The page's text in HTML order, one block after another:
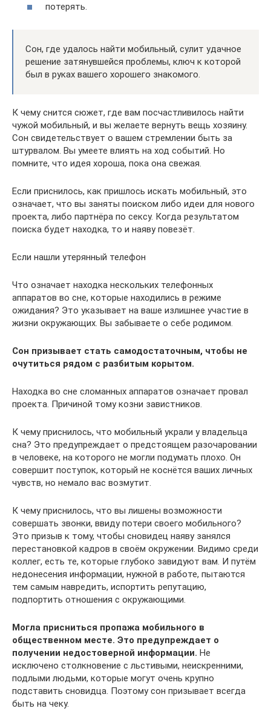
потерять.
Сон, где удалось найти мобильный, сулит удачное
решение затянувшейся проблемы, ключ к которой
был в руках вашего хорошего знакомого.
К чему снится сюжет, где вам посчастливилось найти
чужой мобильный, и вы желаете вернуть вещь хозяину.
Сон свидетельствует о вашем стремлении быть за
штурвалом. Вы умеете влиять на ход событий. Но
помните, что идея хороша, пока она свежая.
Если приснилось, как пришлось искать мобильный, это
означает, что вы заняты поиском либо идеи для нового
проекта, либо партнёра по сексу. Когда результатом
поиска будет находка, то и наяву повезёт.
Если нашли утерянный телефон
Что означает находка нескольких телефонных
аппаратов во сне, которые находились в режиме
ожидания? Это указывает на ваше излишнее участие в
жизни окружающих. Вы забываете о себе родимом.
Сон призывает стать самодостаточным, чтобы не
очутиться рядом с разбитым корытом.
Находка во сне сломанных аппаратов означает провал
проекта. Причиной тому козни завистников.
К чему приснилось, что мобильный украли у владельца
сна? Это предупреждает о предстоящем разочаровании
в человеке, на которого не могли подумать плохо. Он
совершит поступок, который не коснётся ваших личных
чувств, но немало вас возмутит.
К чему приснилось, что вы лишены возможности
совершать звонки, ввиду потери своего мобильного?
Это призыв к тому, чтобы сновидец наяву занялся
перестановкой кадров в своём окружении. Видимо среди
коллег, есть те, которые глубоко завидуют вам. И путём
недонесения информации, нужной в работе, пытаются
тем самым навредить, испортить репутацию,
подпортить отношения с окружающими.
Могла присниться пропажа мобильного в
общественном месте. Это предупреждает о
получении недостоверной информации. Не
исключено столкновение с льстивыми, неискренними,
подлыми людьми, которые могут очень крупно
подставить сновидца. Поэтому сон призывает всегда
быть на чеку.